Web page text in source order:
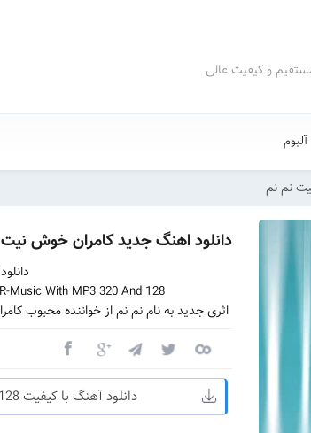
و کیفیت عالی
آلبوم
نم نم
دانلود اهنگ جدید کامران خوش
Music With MP3 320 And 128
اثری جدید به نام نم نم از خواننده محبوب
دانلود آهنگ با کیفیت 128